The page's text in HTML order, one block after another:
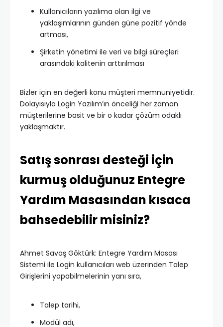
Kullanıcıların yazılıma olan ilgi ve
yaklaşımlarının günden güne pozitif yönde
artması,
Şirketin yönetimi ile veri ve bilgi süreçleri
arasındaki kalitenin arttırılması
Bizler için en değerli konu müşteri memnuniyetidir.
Dolayısıyla Login Yazılım’ın önceliği her zaman
müşterilerine basit ve bir o kadar çözüm odaklı
yaklaşmaktır.
Satış sonrası desteği için
kurmuş olduğunuz Entegre
Yardım Masasından kısaca
bahsedebilir misiniz?
Ahmet Savaş Göktürk: Entegre Yardım Masası
Sistemi ile Login kullanıcıları web üzerinden Talep
Girişlerini yapabilmelerinin yanı sıra,
Talep tarihi,
Modül adı,